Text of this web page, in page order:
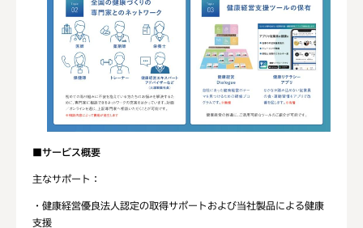
■サービス概要
主なサポート：
・健康経営優良法人認定の取得サポートおよび当社製品による健康
支援